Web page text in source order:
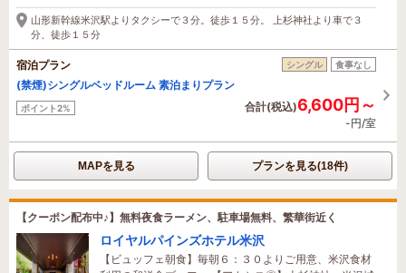
山形新幹線米沢駅よりタクシーで３分。徒歩１５分。 上杉神社より車で３
分、徒歩１５分
宿泊プラン シングル 食事なし
(禁煙)シングルベッドルーム 素泊まりプラン
ポイント2% 合計(税込)6,600円～
-円/室
MAPを見る プランを見る(18件)
【クーポン配布中♪】無料夜食ラーメン、駐車場無料、繁華街近く
ロイヤルパインズホテル米沢
【ビュッフェ朝食】毎朝６：３０よりご用意、米沢食材